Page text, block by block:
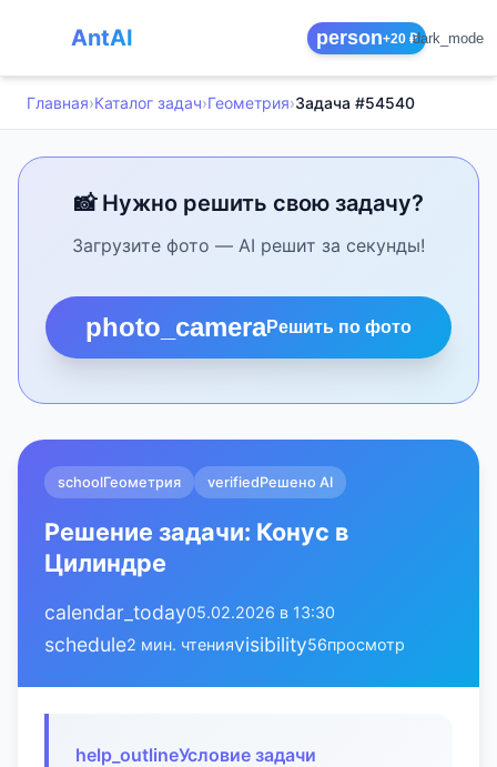
AntAI person+20 ₽dark_mode
Главная›Каталог задач›Геометрия›Задача #54540
📸 Нужно решить свою задачу?
Загрузите фото — AI решит за секунды!
photo_cameraРешить по фото
schoolГеометрия verifiedРешено AI
Решение задачи: Конус в
Цилиндре
calendar_today05.02.2026 в 13:30
schedule2 мин. чтенияvisibility56просмотр
help_outlineУсловие задачи